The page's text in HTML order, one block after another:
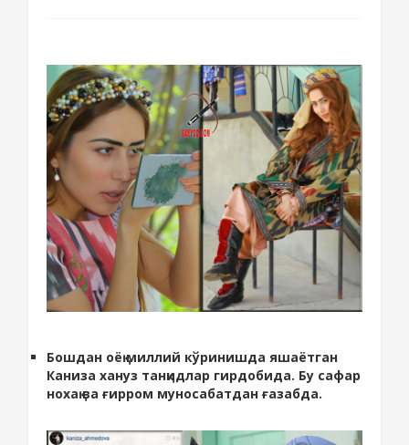
Бошдан оёқ миллий кўринишда яшаётган
Каниза хануз танқидлар гирдобида. Бу сафар
нохақ ва ғирром муносабатдан ғазабда.